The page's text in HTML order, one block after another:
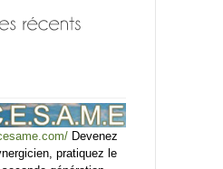
Devenez
pratiquez le